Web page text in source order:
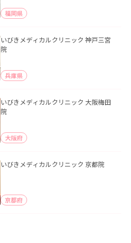
福岡県
いびきメディカルクリニック 神戸三宮
院
兵庫県
いびきメディカルクリニック 大阪梅田
院
大阪府
いびきメディカルクリニック 京都院
京都府